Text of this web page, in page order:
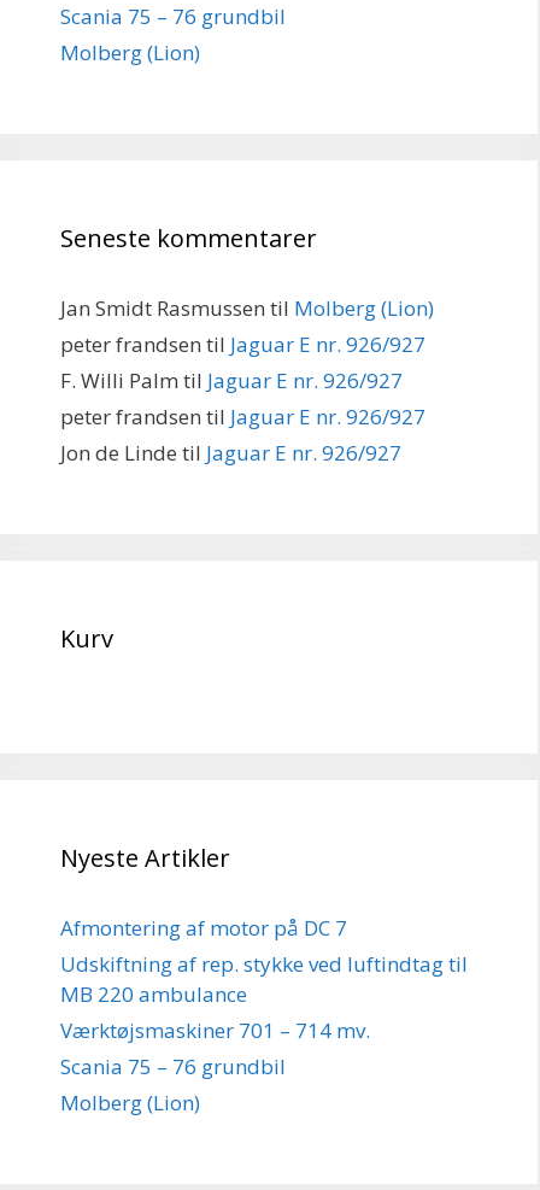
Scania 75 – 76 grundbil
Molberg (Lion)
Seneste kommentarer
Jan Smidt Rasmussen til Molberg (Lion)
peter frandsen til Jaguar E nr. 926/927
F. Willi Palm til Jaguar E nr. 926/927
peter frandsen til Jaguar E nr. 926/927
Jon de Linde til Jaguar E nr. 926/927
Kurv
Nyeste Artikler
Afmontering af motor på DC 7
Udskiftning af rep. stykke ved luftindtag til
MB 220 ambulance
Værktøjsmaskiner 701 – 714 mv.
Scania 75 – 76 grundbil
Molberg (Lion)